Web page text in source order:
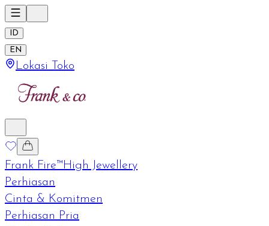
ID
EN
Lokasi Toko
Frank Fire™High Jewellery
Perhiasan
Cinta & Komitmen
Perhiasan Pria